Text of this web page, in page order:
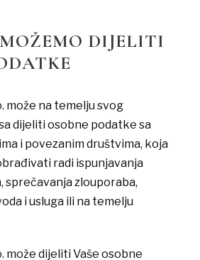
DIJELITI
može na temelju svog
dijeliti osobne podatke sa
i povezanim društvima, koja
radi ispunjavanja
sprečavanja zlouporaba,
i usluga ili na temelju
može dijeliti Vaše osobne